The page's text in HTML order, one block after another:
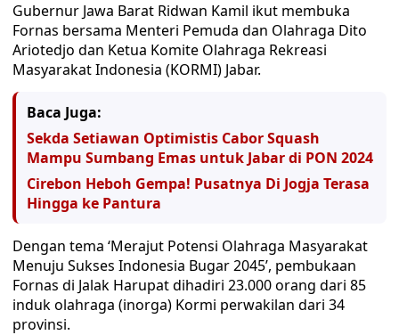
Gubernur Jawa Barat Ridwan Kamil ikut membuka
Fornas bersama Menteri Pemuda dan Olahraga Dito
Ariotedjo dan Ketua Komite Olahraga Rekreasi
Masyarakat Indonesia (KORMI) Jabar.
Baca Juga:
Sekda Setiawan Optimistis Cabor Squash
Mampu Sumbang Emas untuk Jabar di PON 2024
Cirebon Heboh Gempa! Pusatnya Di Jogja Terasa
Hingga ke Pantura
Dengan tema ‘Merajut Potensi Olahraga Masyarakat
Menuju Sukses Indonesia Bugar 2045’, pembukaan
Fornas di Jalak Harupat dihadiri 23.000 orang dari 85
induk olahraga (inorga) Kormi perwakilan dari 34
provinsi.